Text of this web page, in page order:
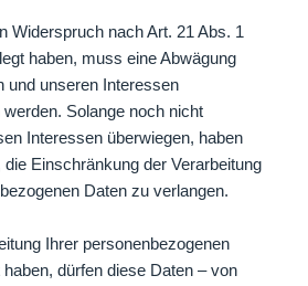
Widerspruch nach Art. 21 Abs. 1
haben, muss eine Abwägung
und unseren Interessen
Solange noch nicht
Interessen überwiegen, haben
Einschränkung der Verarbeitung
Daten zu verlangen.
Ihrer personenbezogenen
dürfen diese Daten – von